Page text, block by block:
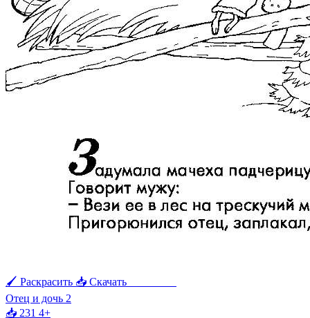
🖌 Раскрасить 📥 Скачать
Отец и дочь 2
📥 231 4+